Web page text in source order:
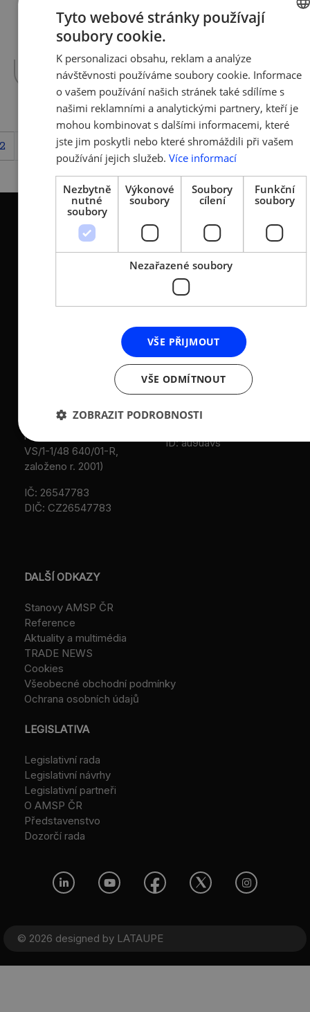
Jedinečná příležitost pro mladé zájemce o
sociální inovace – placená tříměsíční stáž v
české Ashoce od října 2014, přihlášky je…
více »
34 35 36 37 38 39 40 41 42
Asociace malých a
republiky (AMSP ČR)
Zápis v OR: Spisová
značka L 12282 vedená u
Praze (původní
registrace u MV ČR, č.j.
VS/1-1/48 640/01-R,
založeno r. 2001)
IČ: 26547783
DIČ: CZ26547783
Sokolovská 100/94
T:+420 236 080 454
M:+420 733 722 512
e-mail:amsp@amsp.cz
ID: au9uavs
DALŠÍ ODKAZY
Stanovy AMSP ČR
Reference
Aktuality a multimédia
TRADE NEWS
Cookies
Všeobecné obchodní podmínky
Ochrana osobních údajů
LEGISLATIVA
Legislativní rada
Legislativní návrhy
Legislativní partneři
O AMSP ČR
Představenstvo
Dozorčí rada
© 2026 designed by LATAUPE
Tyto webové stránky používají
soubory cookie.
K personalizaci obsahu, reklam a analýze
návštěvnosti používáme soubory cookie. Informace
o vašem používání našich stránek také sdílíme s
našimi reklamními a analytickými partnery, kteří je
mohou kombinovat s dalšími informacemi, které
jste jim poskytli nebo které shromáždili při vašem
používání jejich služeb. Více informací
Nezbytně
nutné
soubory
Výkonové
soubory
Soubory
cílení
Funkční
soubory
Nezařazené soubory
VŠE PŘIJMOUT
VŠE ODMÍTNOUT
ZOBRAZIT PODROBNOSTI